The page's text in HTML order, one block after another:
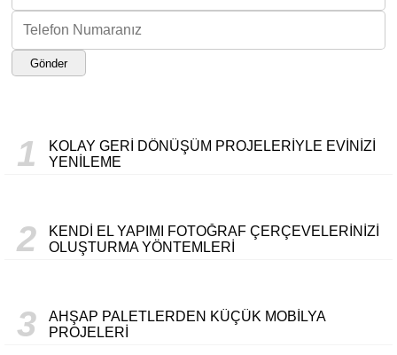
Gönder
1
KOLAY GERI DÖNÜŞÜM PROJELERIYLE EVINIZI
YENILEME
2
KENDI EL YAPIMI FOTOĞRAF ÇERÇEVELERINIZI
OLUŞTURMA YÖNTEMLERI
3
AHŞAP PALETLERDEN KÜÇÜK MOBILYA
PROJELERI